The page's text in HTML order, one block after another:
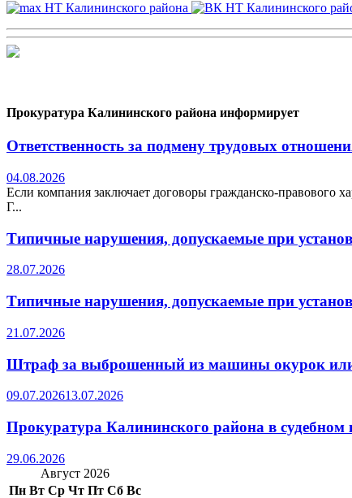
Прокуратура Калининского района информирует
Ответственность за подмену трудовых
04.08.2026
Если компания заключает договоры гражданско-правового
Г...
Типичные нарушения, допускаемые при
28.07.2026
Типичные нарушения, допускаемые при
21.07.2026
Штраф за выброшенный из машины окурок
09.07.202613.07.2026
Прокуратура Калининского района в судебном
29.06.2026
Август 2026
Пн Вт Ср Чт Пт Сб Вс